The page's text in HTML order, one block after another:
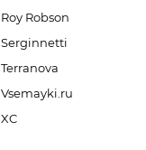
Roy Robson
Serginnetti
Terranova
Vsemayki.ru
XC